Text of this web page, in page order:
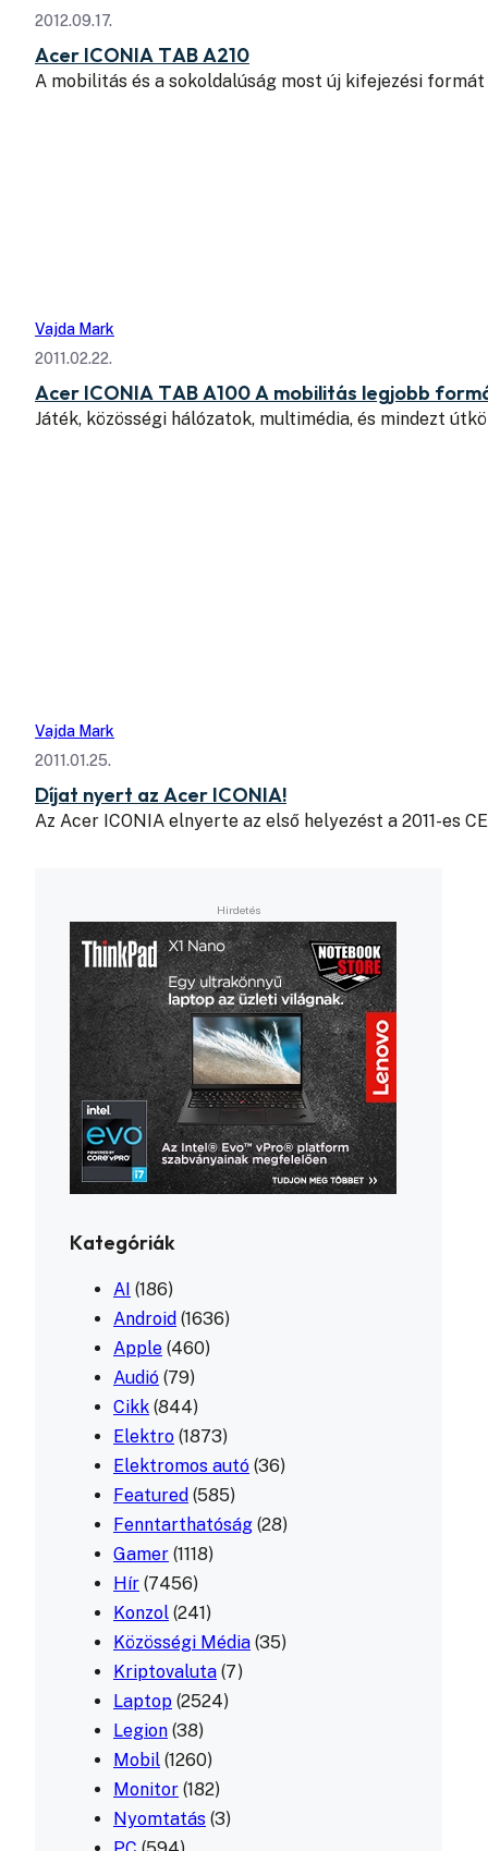
2012.09.17.
Acer ICONIA TAB A210
A mobilitás és a sokoldalúság most új kifejezési
Vajda Mark
2011.02.22.
Acer ICONIA TAB A100 A mobilitás legjobb
Játék, közösségi hálózatok, multimédia, és mindezt
Vajda Mark
2011.01.25.
Díjat nyert az Acer ICONIA!
Az Acer ICONIA elnyerte az első helyezést a 2011-es
Kategóriák
AI (186)
Android (1636)
Apple (460)
Audió (79)
Cikk (844)
Elektro (1873)
Elektromos autó (36)
Featured (585)
Fenntarthatóság (28)
Gamer (1118)
Hír (7456)
Konzol (241)
Közösségi Média (35)
Kriptovaluta (7)
Laptop (2524)
Legion (38)
Mobil (1260)
Monitor (182)
Nyomtatás (3)